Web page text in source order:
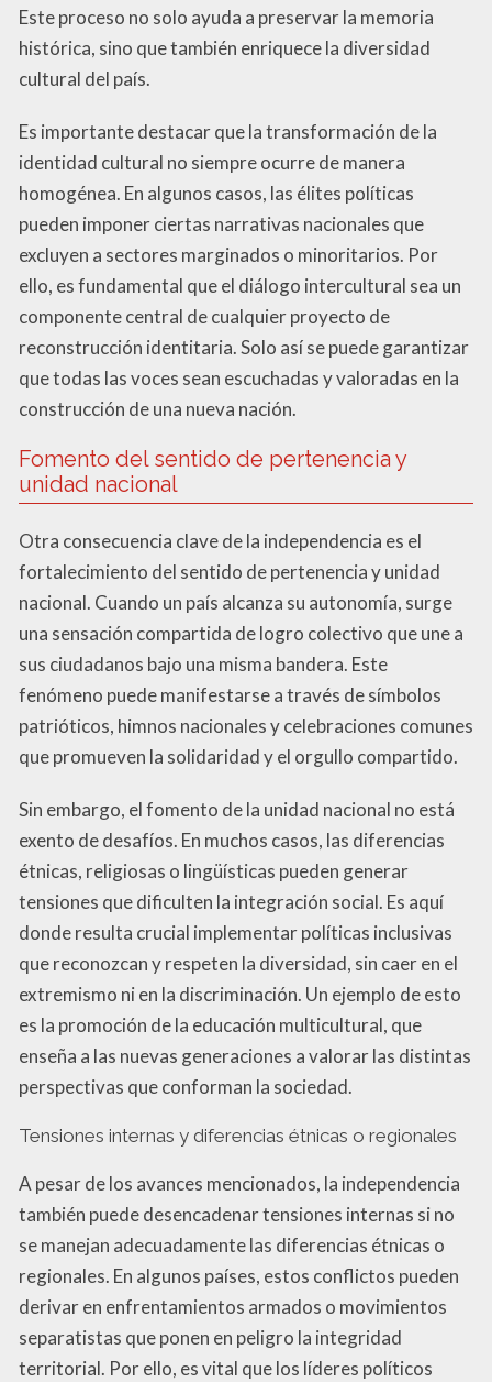
Este proceso no solo ayuda a preservar la memoria
histórica, sino que también enriquece la diversidad
cultural del país.
Es importante destacar que la transformación de la
identidad cultural no siempre ocurre de manera
homogénea. En algunos casos, las élites políticas
pueden imponer ciertas narrativas nacionales que
excluyen a sectores marginados o minoritarios. Por
ello, es fundamental que el diálogo intercultural sea un
componente central de cualquier proyecto de
reconstrucción identitaria. Solo así se puede garantizar
que todas las voces sean escuchadas y valoradas en la
construcción de una nueva nación.
Fomento del sentido de pertenencia y
unidad nacional
Otra consecuencia clave de la independencia es el
fortalecimiento del sentido de pertenencia y unidad
nacional. Cuando un país alcanza su autonomía, surge
una sensación compartida de logro colectivo que une a
sus ciudadanos bajo una misma bandera. Este
fenómeno puede manifestarse a través de símbolos
patrióticos, himnos nacionales y celebraciones comunes
que promueven la solidaridad y el orgullo compartido.
Sin embargo, el fomento de la unidad nacional no está
exento de desafíos. En muchos casos, las diferencias
étnicas, religiosas o lingüísticas pueden generar
tensiones que dificulten la integración social. Es aquí
donde resulta crucial implementar políticas inclusivas
que reconozcan y respeten la diversidad, sin caer en el
extremismo ni en la discriminación. Un ejemplo de esto
es la promoción de la educación multicultural, que
enseña a las nuevas generaciones a valorar las distintas
perspectivas que conforman la sociedad.
Tensiones internas y diferencias étnicas o regionales
A pesar de los avances mencionados, la independencia
también puede desencadenar tensiones internas si no
se manejan adecuadamente las diferencias étnicas o
regionales. En algunos países, estos conflictos pueden
derivar en enfrentamientos armados o movimientos
separatistas que ponen en peligro la integridad
territorial. Por ello, es vital que los líderes políticos